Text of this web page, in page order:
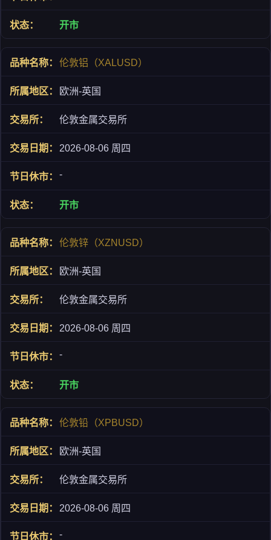
开市
伦敦铝（XALUSD）
欧洲-英国
伦敦金属交易所
2026-08-06 周四
-
开市
伦敦锌（XZNUSD）
欧洲-英国
伦敦金属交易所
2026-08-06 周四
-
开市
伦敦铅（XPBUSD）
欧洲-英国
伦敦金属交易所
2026-08-06 周四
-